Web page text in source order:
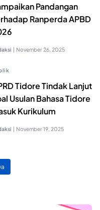
Pandangan
Ranperda APBD
| November 26, 2025
Tidore Tindak Lanjut
Usulan Bahasa Tidore
Kurikulum
| November 19, 2025